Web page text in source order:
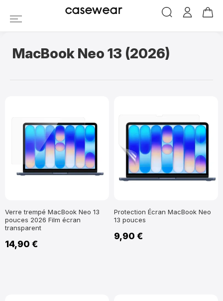
casewear
MacBook Neo 13 (2026)
Verre trempé MacBook Neo 13
pouces 2026 Film écran
transparent
14,90 €
Protection Écran MacBook Neo
13 pouces
9,90 €